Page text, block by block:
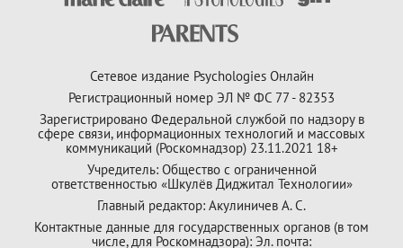
Сетевое издание Psychologies Онлайн
Регистрационный номер ЭЛ № ФС 77 - 82353
Зарегистрировано Федеральной службой по надзору в
сфере связи, информационных технологий и массовых
коммуникаций (Роскомнадзор) 23.11.2021 18+
Учредитель: Общество с ограниченной
ответственностью «Шкулёв Диджитал Технологии»
Главный редактор: Акулиничев А. С.
Контактные данные для государственных органов (в том
числе, для Роскомнадзора): Эл. почта: